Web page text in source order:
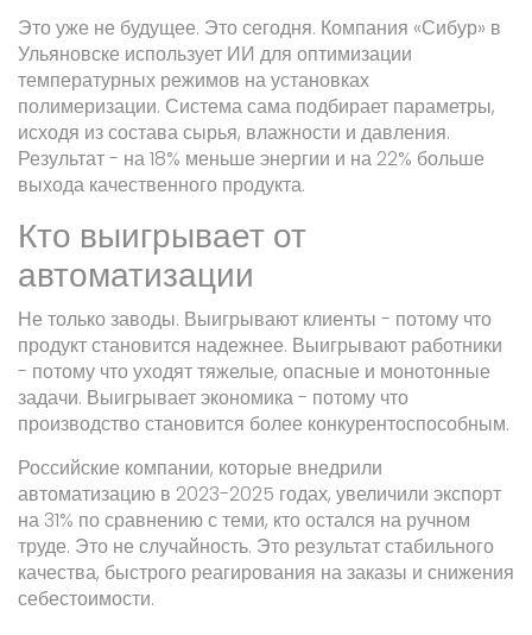
Это уже не будущее. Это сегодня. Компания «Сибур» в
Ульяновске использует ИИ для оптимизации
температурных режимов на установках
полимеризации. Система сама подбирает параметры,
исходя из состава сырья, влажности и давления.
Результат - на 18% меньше энергии и на 22% больше
выхода качественного продукта.
Кто выигрывает от
автоматизации
Не только заводы. Выигрывают клиенты - потому что
продукт становится надежнее. Выигрывают работники
- потому что уходят тяжелые, опасные и монотонные
задачи. Выигрывает экономика - потому что
производство становится более конкурентоспособным.
Российские компании, которые внедрили
автоматизацию в 2023-2025 годах, увеличили экспорт
на 31% по сравнению с теми, кто остался на ручном
труде. Это не случайность. Это результат стабильного
качества, быстрого реагирования на заказы и снижения
себестоимости.